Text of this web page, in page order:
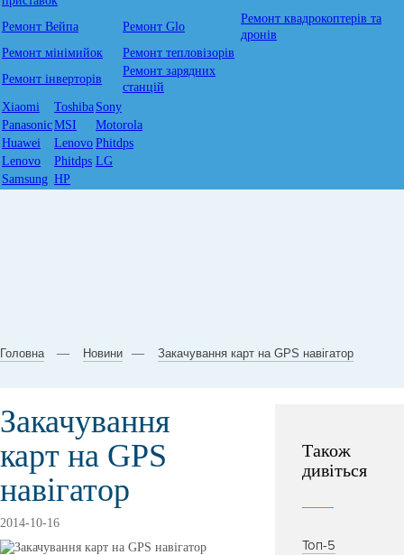
Ремонт Вейпа Ремонт Glo
Ремонт квадрокоптерів та
дронів
Ремонт мiнiмийок
Ремонт тепловізорів
Ремонт інверторів
Ремонт зарядних
станцій
Xiaomi
Toshiba Sony
PanasonicMSI
Motorola
Huawei
Lenovo Phitdps
Lenovo
Phitdps LG
Samsung HP
Головна Новини Закачування карт на GPS навігатор
Закачування
карт на GPS
навігатор
2014-10-16
Також
дивіться
Топ-5